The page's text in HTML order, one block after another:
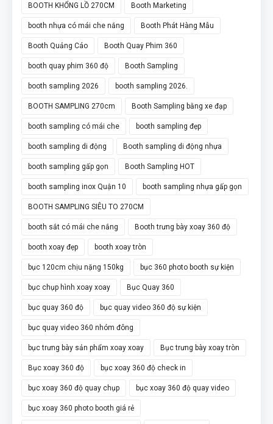
BOOTH KHỔNG LỒ 270CM Booth Marketing
booth nhựa có mái che nắng Booth Phát Hàng Mẫu
Booth Quảng Cáo Booth Quay Phim 360
booth quay phim 360 độ Booth Sampling
booth sampling 2026 booth sampling 2026.
BOOTH SAMPLING 270cm Booth Sampling bằng xe đạp
booth sampling có mái che booth sampling đẹp
booth sampling di động Booth sampling di động nhựa
booth sampling gấp gọn Booth Sampling HOT
booth sampling inox Quận 10 booth sampling nhựa gấp gọn
BOOTH SAMPLING SIÊU TO 270CM
booth sắt có mái che nắng Booth trưng bày xoay 360 độ
booth xoay đẹp booth xoay tròn
bục 120cm chịu nặng 150kg bục 360 photo booth sự kiện
bục chụp hình xoay xoay Bục Quay 360
bục quay 360 độ bục quay video 360 độ sự kiện
bục quay video 360 nhóm đông
bục trưng bày sản phẩm xoay xoay Bục trưng bày xoay tròn
Bục xoay 360 độ bục xoay 360 độ check in
bục xoay 360 độ quay chụp bục xoay 360 độ quay video
bục xoay 360 photo booth giá rẻ